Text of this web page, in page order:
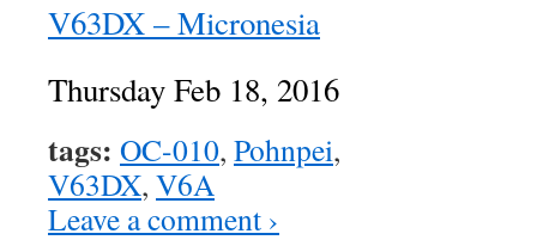
V63DX – Micronesia
ThursdayFeb 18, 2016
tags: OC-010, Pohnpei,
V63DX, V6A
Leave a comment ›